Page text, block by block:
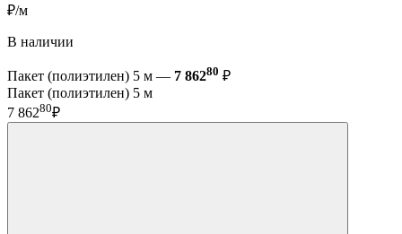
₽/м
В наличии
Пакет (полиэтилен) 5 м — 7 86280 ₽
Пакет (полиэтилен) 5 м
7 86280₽